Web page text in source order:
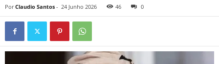
Por Claudio Santos - 24 Junho 2026 46 0